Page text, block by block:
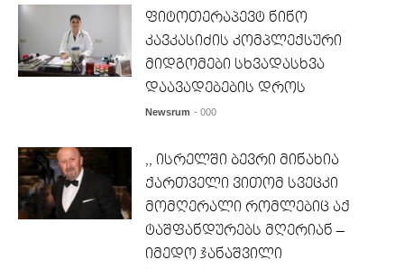
ფიტოთერაპევტ ნინო
კავკასიძის კომპლექსური
მიდგომები სხვადასხვა
დაავადებების დროს
Newsrum - 000
,, ისრელში ბევრი მინახია
ქართველი ვითომ სვეცკი
მომღერალი რომლებიც აქ
ტაშფანდურებს მღერიან –
იმედო ჯანაშვილი